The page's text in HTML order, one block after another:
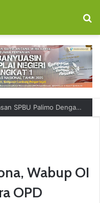
Seven Days Buka Outlet di Kawasan SPBU Palimo Dengan Konsep One Stop Hangout Destination
Wabup OI
OPD